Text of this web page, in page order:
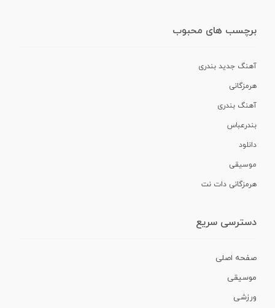
برچسب های محبوب
آهنگ جدید بندری
هرمزگانی
آهنگ بندری
بندرعباس
دانلود
موسیقی
هرمزگانی دات نت
دسترسی سریع
صفحه اصلی
موسیقی
ورزشی